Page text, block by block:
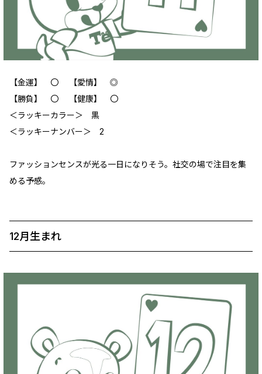
【金運】 〇 【愛情】 ◎
【勝負】 〇 【健康】 〇
‪＜ラッキーカラー＞ 黒
＜ラッキーナンバー＞ 2
ファッションセンスが光る一日になりそう。社交の場で注目を集
める予感。
12月生まれ